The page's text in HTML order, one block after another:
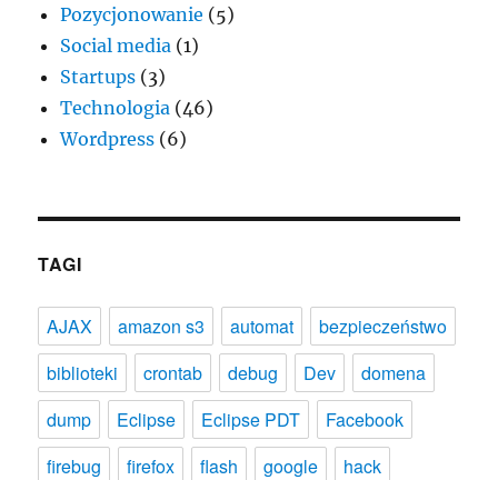
Pozycjonowanie (5)
Social media (1)
Startups (3)
Technologia (46)
Wordpress (6)
TAGI
AJAX amazon s3 automat
bezpieczeństwo
biblioteki
crontab debug Dev
domena
dump
Eclipse Eclipse PDT
Facebook
firebug
firefox flash google
hack